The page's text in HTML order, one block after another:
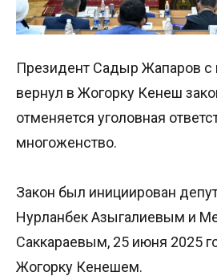
Президент Садыр Жапаров с
вернул в Жогорку Кенеш
отменяется уголовная
многоженство.
Закон был инициирован
Нурланбек Азыгалиевым и
Саккараевым, 25 июня 2025
Жогорку Кенешем.